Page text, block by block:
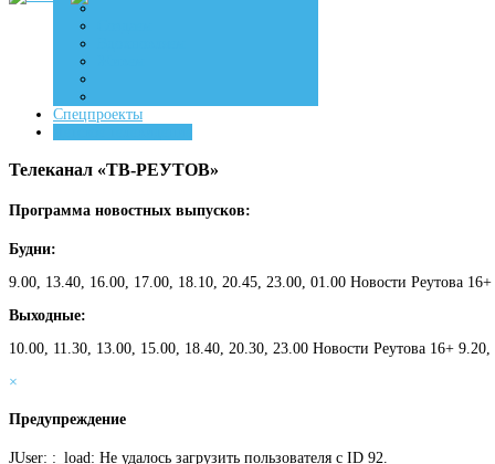
Спецпроекты
Телеканал «ТВ-РЕУТОВ»
Программа новостных выпусков:
Будни:
9.00, 13.40, 16.00, 17.00, 18.10, 20.45, 23.00, 01.00 Новости Реутова
Выходные:
10.00, 11.30, 13.00, 15.00, 18.40, 20.30, 23.00 Новости Реутова 16+
×
Предупреждение
JUser: :_load: Не удалось загрузить пользователя с ID 92.